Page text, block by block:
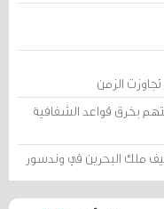
الزمن
بخرق قواعد الشفافية
ملك البحرين في وندسور